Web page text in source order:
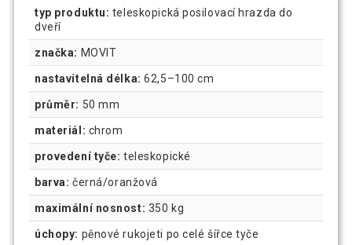
typ produktu: teleskopická posilovací hrazda do
dveří
značka: MOVIT
nastavitelná délka: 62,5–100 cm
průměr: 50 mm
materiál: chrom
provedení tyče: teleskopické
barva: černá/oranžová
maximální nosnost: 350 kg
úchopy: pěnové rukojeti po celé šířce tyče